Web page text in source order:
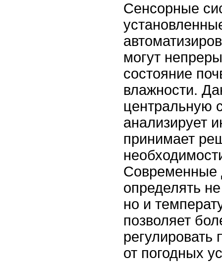
Сенсорные
могут
состояние
влажности.
центральную
анализирует
принимает
Современные
определять
но и
позволяет
регулировать
от погодных